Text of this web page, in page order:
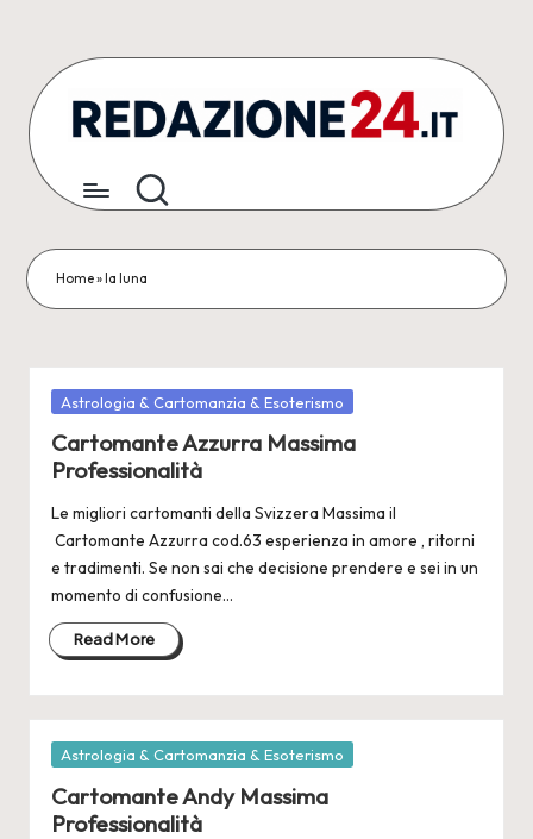
content
e
d
a
i
o
n
e
2
4
Redazionali
&
Stampa
Home» la luna
Posted
Astrologia & Cartomanzia & Esoterismo
Cartomante Azzurra Massima
Professionalità
Le migliori cartomanti della Svizzera Massima il
Cartomante Azzurra cod.63 esperienza in amore , ritorni
e tradimenti. Se non sai che decisione prendere e sei in un
momento di confusione…
Read More
Posted
Astrologia & Cartomanzia & Esoterismo
Cartomante Andy Massima
Professionalità